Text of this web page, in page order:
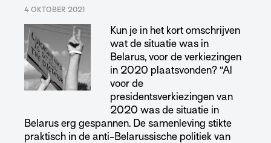
4 OKTOBER 2021
Kun je in het kort omschrijven
wat de situatie was in
Belarus, voor de verkiezingen
in 2020 plaatsvonden? “Al
voor de
presidentsverkiezingen van
2020 was de situatie in
Belarus erg gespannen. De samenleving stikte
praktisch in de anti-Belarussische politiek van